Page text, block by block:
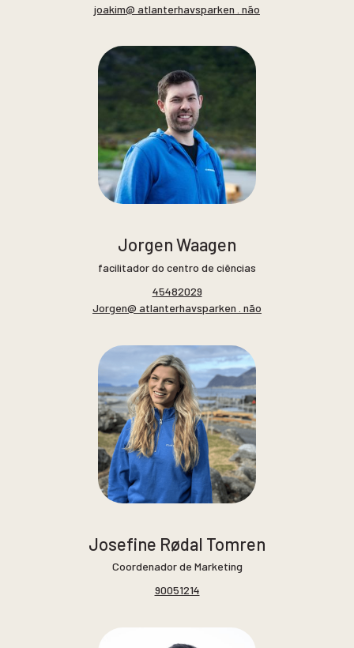
joakim@ atlanterhavsparken . não
Jorgen Waagen
facilitador do centro de ciências
45482029
Jorgen@ atlanterhavsparken . não
Josefine Rødal Tomren
Coordenador de Marketing
90051214